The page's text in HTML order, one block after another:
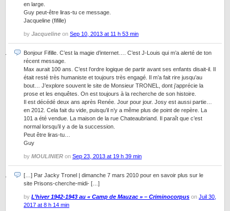
en large.
Guy peut-être liras-tu ce message.
Jacqueline (fifille)
by Jacqueline on Sep 10, 2013 at 11 h 53 min
Bonjour Fifille. C’est la magie d’internet…. C’est J-Louis qui m’a alerté de ton
récent message.
Max aurait 100 ans. C’est l’ordre logique de partir avant ses enfants disait-il. Il
était resté très humaniste et toujours très engagé. Il m’a fait rire jusqu’au
bout… J’explore souvent le site de Monsieur TRONEL, dont j’apprécie la
prose et les enquêtes. On est toujours à la recherche de son histoire.
Il est décédé deux ans après Renée. Jour pour jour. Josy est aussi partie…
en 2012. Cela fait du vide, puisqu’il n’y a même plus de point de repère. La
101 a été vendue. La maison de la rue Chateaubriand. Il paraît que c’est
normal lorsqu’il y a de la succession.
Peut être liras-tu…
Guy
by MOULINIER on Sep 23, 2013 at 19 h 39 min
[…] Par Jacky Tronel | dimanche 7 mars 2010 pour en savoir plus sur le
site Prisons-cherche-midi- […]
by L’hiver 1942-1943 au « Camp de Mauzac » – Criminocorpus on Juil 30,
2017 at 8 h 14 min